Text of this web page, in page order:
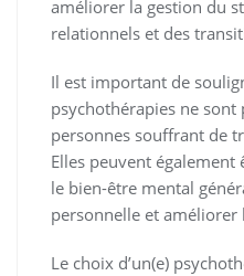
améliorer la gestion du
relationnels et des
Il est important de
psychothérapies ne sont
personnes souffrant de
Elles peuvent
le bien-être mental
personnelle et améliorer
Le choix d’un(e)